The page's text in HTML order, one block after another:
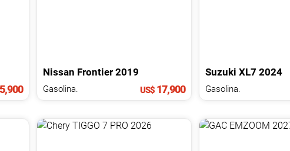
Nissan Frontier 2019
Gasolina. US$17,900
Suzuki XL7 2024
Gasolina.